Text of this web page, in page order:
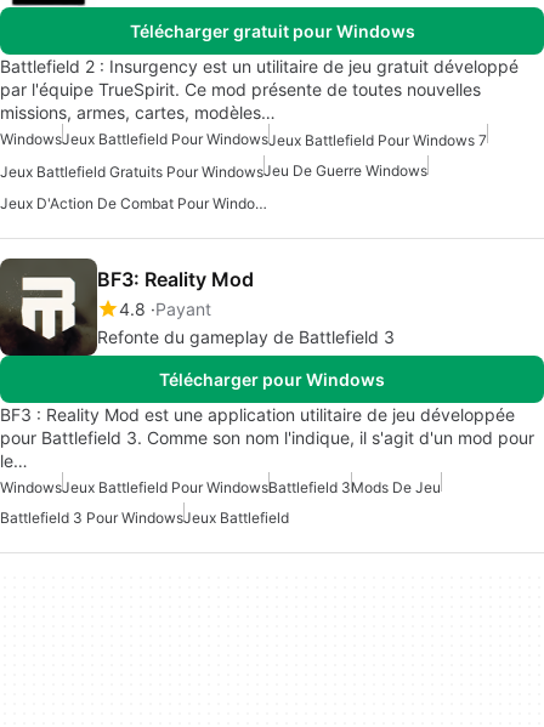
Télécharger gratuit pour Windows
Battlefield 2 : Insurgency est un utilitaire de jeu gratuit développé
par l'équipe TrueSpirit. Ce mod présente de toutes nouvelles
missions, armes, cartes, modèles…
WindowsJeux Battlefield Pour WindowsJeux Battlefield Pour Windows 7
Jeux Battlefield Gratuits Pour WindowsJeu De Guerre Windows
Jeux D'Action De Combat Pour Windows
BF3: Reality Mod
4.8 Payant
Refonte du gameplay de Battlefield 3
Télécharger pour Windows
BF3 : Reality Mod est une application utilitaire de jeu développée
pour Battlefield 3. Comme son nom l'indique, il s'agit d'un mod pour
le…
WindowsJeux Battlefield Pour WindowsBattlefield 3Mods De Jeu
Battlefield 3 Pour WindowsJeux Battlefield